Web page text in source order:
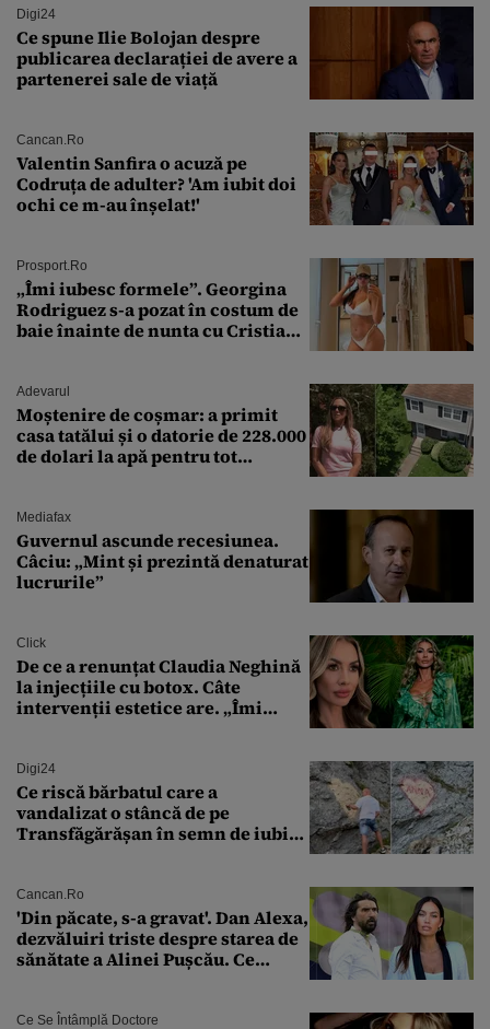
Digi24
Ce spune Ilie Bolojan despre
publicarea declarației de avere a
partenerei sale de viață
Cancan.ro
Valentin Sanfira o acuză pe
Codruța de adulter? 'Am iubit doi
ochi ce m-au înșelat!'
Prosport.ro
„Îmi iubesc formele”. Georgina
Rodriguez s-a pozat în costum de
baie înainte de nunta cu Cristiano
Adevarul
Moștenire de coșmar: a primit
casa tatălui și o datorie de 228.000
de dolari la apă pentru tot
Mediafax
Guvernul ascunde recesiunea.
Câciu: „Mint și prezintă denaturat
lucrurile”
Click
De ce a renunțat Claudia Neghină
la injecțiile cu botox. Câte
intervenții estetice are. „Îmi
Digi24
Ce riscă bărbatul care a
vandalizat o stâncă de pe
Transfăgărășan în semn de iubire
Cancan.ro
'Din păcate, s-a gravat'. Dan Alexa,
dezvăluiri triste despre starea de
sănătate a Alinei Pușcău. Ce
Ce Se Întâmplă Doctore